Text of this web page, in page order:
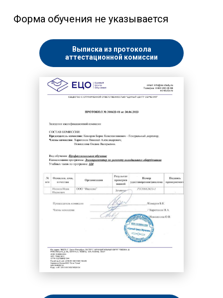
Форма обучения не указывается
Выписка из протокола
аттестационной комиссии